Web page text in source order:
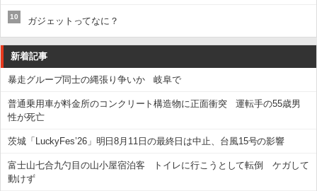
10 ガジェットってなに？
新着記事
暴走グループ同士の縄張り争いか 岐阜で
普通乗用車が料金所のコンクリート構造物に正面衝突 運転手の55歳男
性が死亡
茨城「LuckyFes’26」明日8月11日の最終日は中止、台風15号の影響
富士山七合九勺目の山小屋宿泊客 トイレに行こうとして転倒 ケガして
動けず